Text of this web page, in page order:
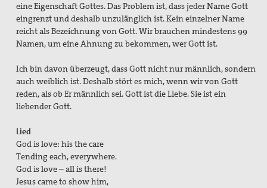
eine Eigenschaft Gottes. Das Problem ist, dass jeder Name Gott
eingrenzt und deshalb unzulänglich ist. Kein einzelner Name
reicht als Bezeichnung von Gott. Wir brauchen mindestens 99
Namen, um eine Ahnung zu bekommen, wer Gott ist.
Ich bin davon überzeugt, dass Gott nicht nur männlich, sondern
auch weiblich ist. Deshalb stört es mich, wenn wir von Gott
reden, als ob Er männlich sei. Gott ist die Liebe. Sie ist ein
liebender Gott.
Lied
God is love: his the care
Tending each, everywhere.
God is love – all is there!
Jesus came to show him,